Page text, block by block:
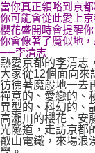
當你真正領略到京
你可能會從此愛上
櫻花盛開時會提醒
你會像著了魔似地
──李清志
熱愛京都的李清志
大家從12個面向來
彷彿著魔般地一去
禪意的、愛戀的、
異型的、科幻的、
高瀨川的櫻花、安
光隧道，走訪京都
叡山電鐵，來場浪